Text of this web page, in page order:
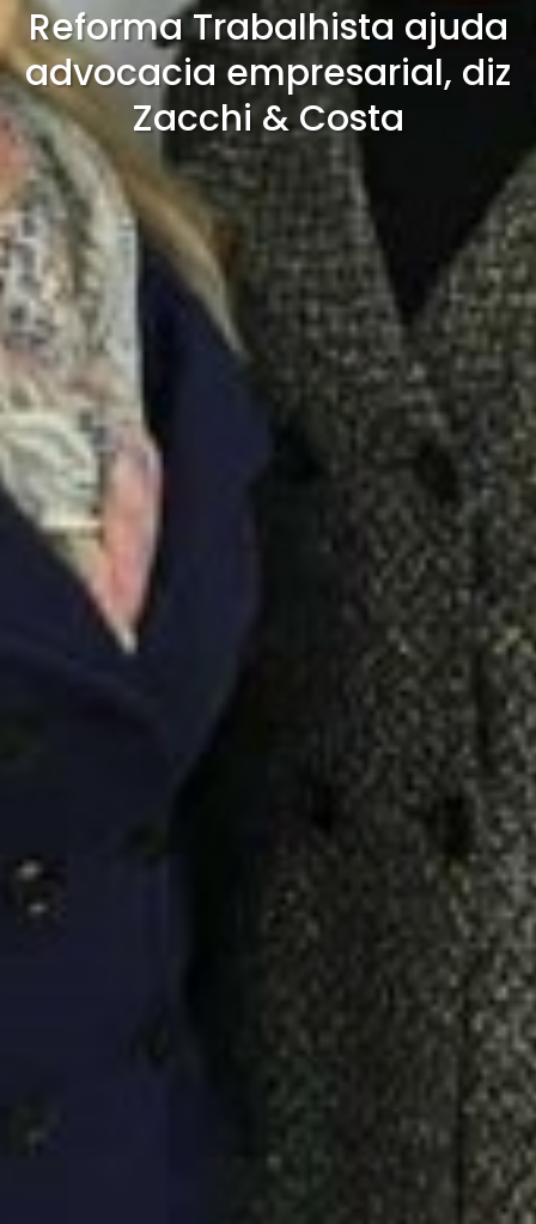
Reforma Trabalhista ajuda
advocacia empresarial, diz
Zacchi & Costa